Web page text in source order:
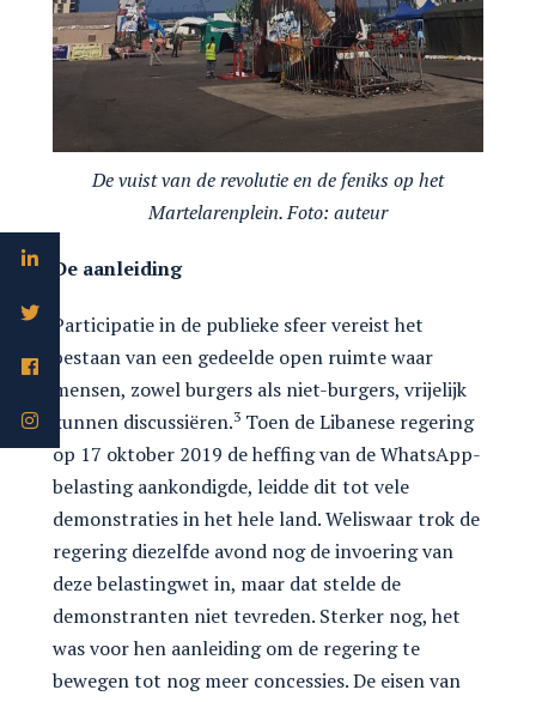
De vuist van de revolutie en de feniks op het
Martelarenplein. Foto: auteur
De aanleiding
Participatie in de publieke sfeer vereist het
bestaan van een gedeelde open ruimte waar
mensen, zowel burgers als niet-burgers, vrijelijk
kunnen discussiëren.3 Toen de Libanese regering
op 17 oktober 2019 de heffing van de WhatsApp-
belasting aankondigde, leidde dit tot vele
demonstraties in het hele land. Weliswaar trok de
regering diezelfde avond nog de invoering van
deze belastingwet in, maar dat stelde de
demonstranten niet tevreden. Sterker nog, het
was voor hen aanleiding om de regering te
bewegen tot nog meer concessies. De eisen van